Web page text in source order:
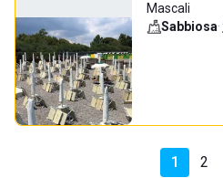
Mascali
Sabbiosa·
1 2